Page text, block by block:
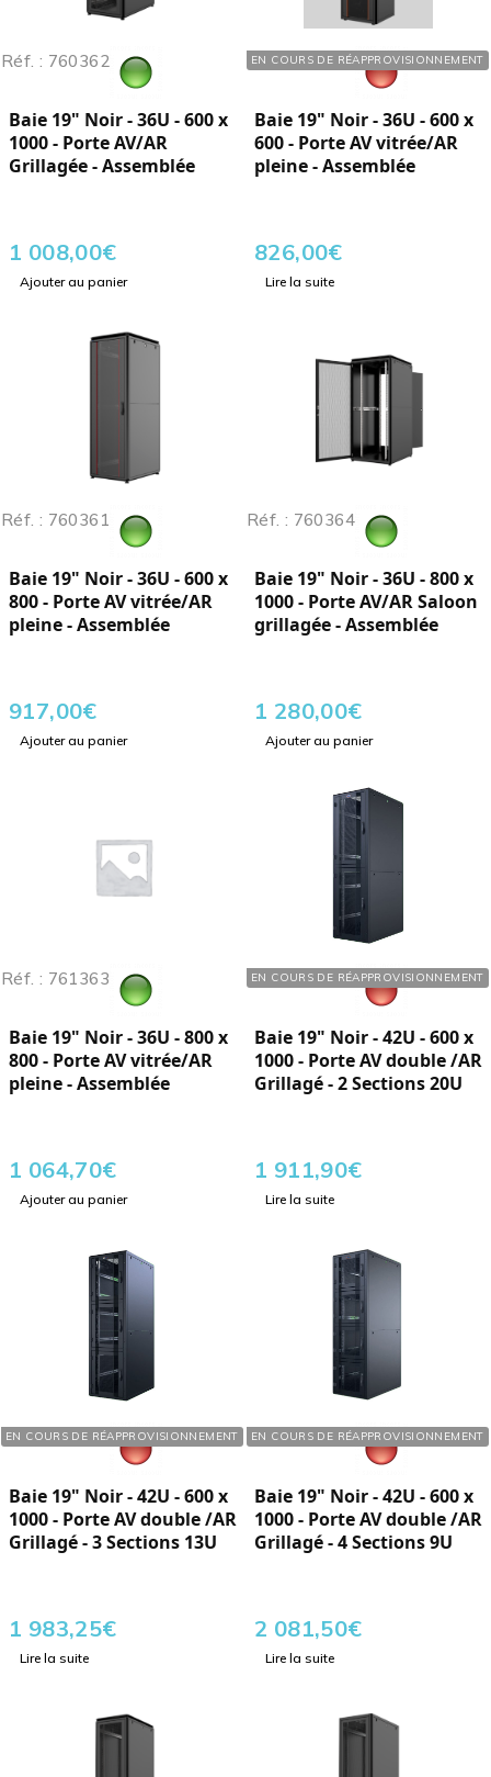
Réf. : 760362
Baie 19" Noir - 36U - 600 x
1000 - Porte AV/AR
Grillagée - Assemblée
1 008,00€
Ajouter au panier
EN COURS DE RÉAPPROVISIONNEMENT
Réf. : 760360
Baie 19" Noir - 36U - 600 x
600 - Porte AV vitrée/AR
pleine - Assemblée
826,00€
Lire la suite
Réf. : 760361
Baie 19" Noir - 36U - 600 x
800 - Porte AV vitrée/AR
pleine - Assemblée
917,00€
Ajouter au panier
Réf. : 760364
Baie 19" Noir - 36U - 800 x
1000 - Porte AV/AR Saloon
grillagée - Assemblée
1 280,00€
Ajouter au panier
Réf. : 761363
Baie 19" Noir - 36U - 800 x
800 - Porte AV vitrée/AR
pleine - Assemblée
1 064,70€
Ajouter au panier
EN COURS DE RÉAPPROVISIONNEMENT
Réf. : 762422
Baie 19" Noir - 42U - 600 x
1000 - Porte AV double /AR
Grillagé - 2 Sections 20U
1 911,90€
Lire la suite
EN COURS DE RÉAPPROVISIONNEMENT
Réf. : 762423
Baie 19" Noir - 42U - 600 x
1000 - Porte AV double /AR
Grillagé - 3 Sections 13U
1 983,25€
Lire la suite
EN COURS DE RÉAPPROVISIONNEMENT
Réf. : 762424
Baie 19" Noir - 42U - 600 x
1000 - Porte AV double /AR
Grillagé - 4 Sections 9U
2 081,50€
Lire la suite